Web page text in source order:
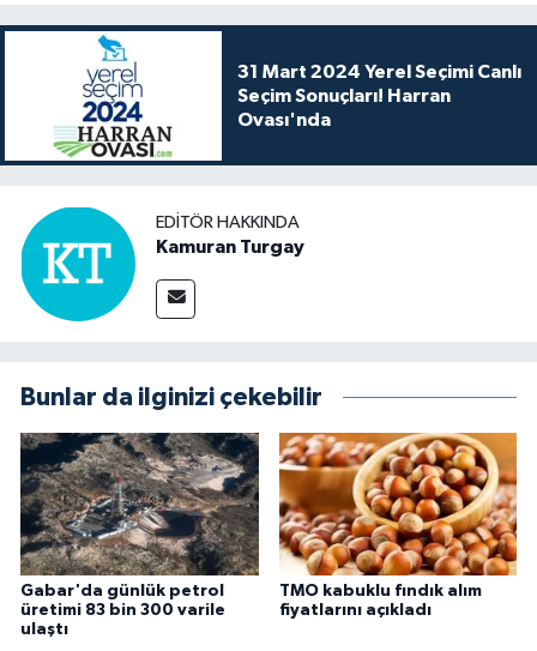
31 Mart 2024 Yerel Seçimi Canlı
Seçim Sonuçları! Harran
Ovası'nda
EDITÖR HAKKINDA
Kamuran Turgay
Bunlar da ilginizi çekebilir
Gabar'da günlük petrol
üretimi 83 bin 300 varile
ulaştı
TMO kabuklu fındık alım
fiyatlarını açıkladı